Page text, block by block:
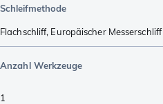
Schleifmethode
Flachschliff, Europäischer Messerschliff
Anzahl Werkzeuge
1